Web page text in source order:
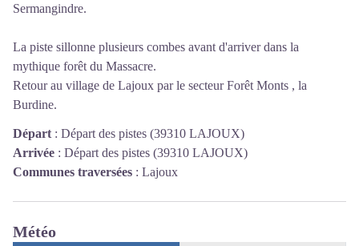
Sermangindre.
La piste sillonne plusieurs combes avant d'arriver dans la
mythique forêt du Massacre.
Retour au village de Lajoux par le secteur Forêt Monts , la
Burdine.
Départ : Départ des pistes (39310 LAJOUX)
Arrivée : Départ des pistes (39310 LAJOUX)
Communes traversées : Lajoux
Météo